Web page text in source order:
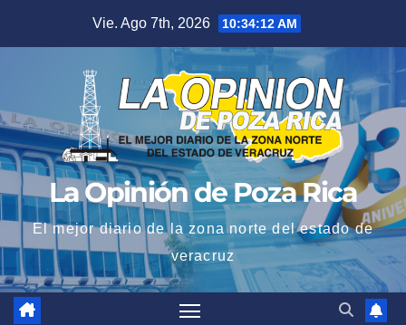
Vie. Ago 7th, 2026 10:34:13 AM
La Opinión de Poza Rica
El mejor diario de la zona norte del estado de
veracruz